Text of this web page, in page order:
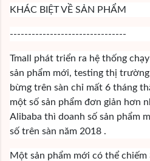
KHÁC BIỆT VỀ SẢN PHẨM
--------------------------------
Tmall phát triển ra hệ thống
sản phẩm mới, testing thị
bừng trên sàn chỉ mất 6 tháng
một số sản phẩm đơn giản hơn
Alibaba thì doanh số sản phẩm
số trên sàn năm 2018 .
Một sản phẩm mới có thể chiếm